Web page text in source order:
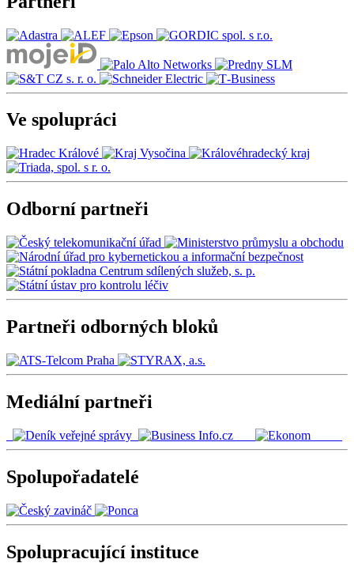
Ve spolupráci
Odborní partneři
Partneři odborných bloků
Mediální partneři
Spolupořadatelé
Spolupracující instituce